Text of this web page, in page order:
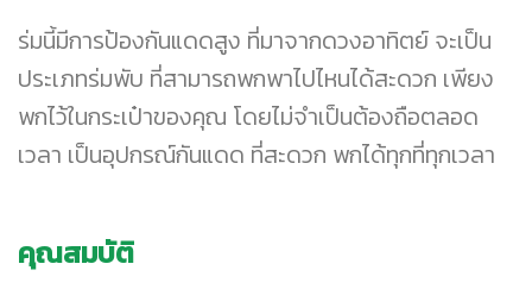
ร่มนี้มีการป้องกันแดดสูง ที่มาจากดวงอาทิตย์ จะเป็น
ประเภทร่มพับ ที่สามารถพกพาไปไหนได้สะดวก เพียง
พกไว้ในกระเป๋าของคุณ โดยไม่จำเป็นต้องถือตลอด
เวลา เป็นอุปกรณ์กันแดด ที่สะดวก พกได้ทุกที่ทุกเวลา
คุณสมบัติ